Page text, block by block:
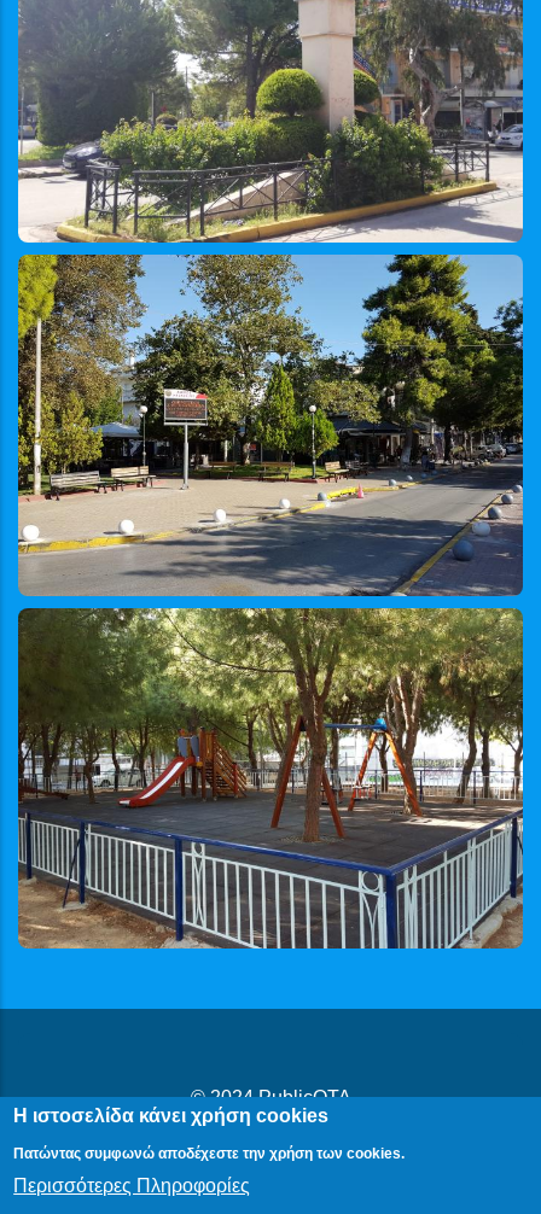
© 2024PublicOTA
Δήλωση Προβασιμότητας|Cookies|Πολιτική Προστασίας
Προσωπικών Δεδομένων
Η ιστοσελίδα κάνει χρήση cookies
Πατώντας συμφωνώ αποδέχεστε την χρήση των cookies.
Περισσότερες Πληροφορίες